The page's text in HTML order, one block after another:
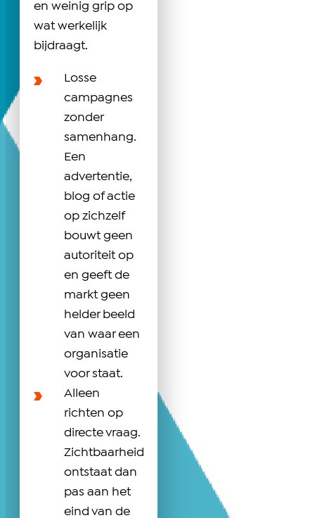
en weinig grip op
wat werkelijk
bijdraagt.
Losse
campagnes
zonder
samenhang.
Een
advertentie,
blog of actie
op zichzelf
bouwt geen
autoriteit op
en geeft de
markt geen
helder beeld
van waar een
organisatie
voor staat.
Alleen
richten op
directe vraag.
Zichtbaarheid
ontstaat dan
pas aan het
eind van de